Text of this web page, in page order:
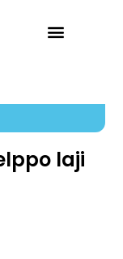
laji